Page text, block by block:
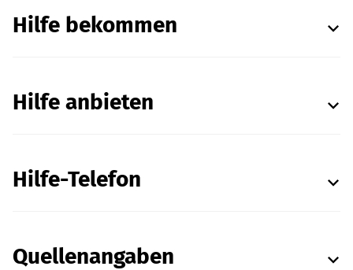
Hilfe bekommen
Hilfe anbieten
Hilfe-Telefon
Quellenangaben